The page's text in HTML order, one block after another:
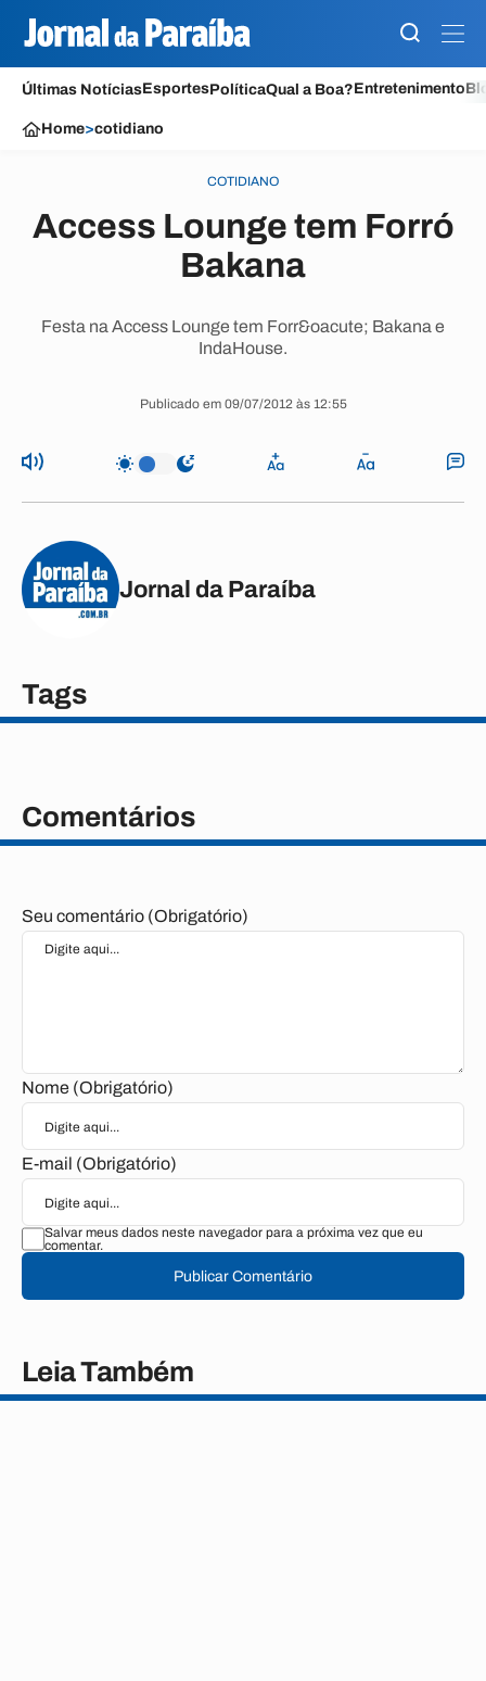
Últimas NotíciasEsportesPolíticaQual a Boa?Entretenimento
Home>cotidiano
COTIDIANO
Access Lounge tem Forró
Bakana
Festa na Access Lounge tem Forr&oacute; Bakana e
IndaHouse.
Publicado em 09/07/2012 às 12:55
Jornal da Paraíba
Tags
Comentários
Seu comentário (Obrigatório)
Nome (Obrigatório)
E-mail (Obrigatório)
Salvar meus dados neste navegador para a próxima vez que eu
comentar.
Publicar Comentário
Leia Também